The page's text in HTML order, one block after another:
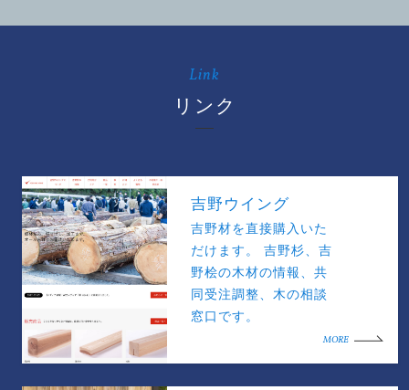
Link
リンク
吉野ウイング
吉野材を直接購入いた
だけます。 吉野杉、吉
野桧の木材の情報、共
同受注調整、木の相談
窓口です。
MORE